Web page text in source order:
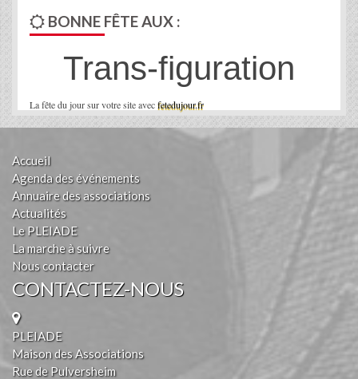
BONNE FÊTE AUX :
La fête du jour sur votre site avecfetedujour.fr
Trans-figuration
Accueil
Agenda des événements
Annuaire des associations
Actualités
Le PLEIADE
La marche à suivre
Nous contacter
CONTACTEZ-NOUS
PLEIADE
Maison des Associations
Rue de Pulversheim